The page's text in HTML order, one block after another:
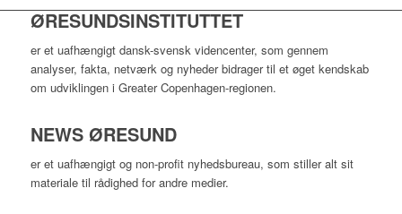
ØRESUNDSINSTITUTTET
er et uafhængigt dansk-svensk videncenter, som gennem
analyser, fakta, netværk og nyheder bidrager til et øget kendskab
om udviklingen i Greater Copenhagen-regionen.
NEWS ØRESUND
er et uafhængigt og non-profit nyhedsbureau, som stiller alt sit
materiale til rådighed for andre medier.